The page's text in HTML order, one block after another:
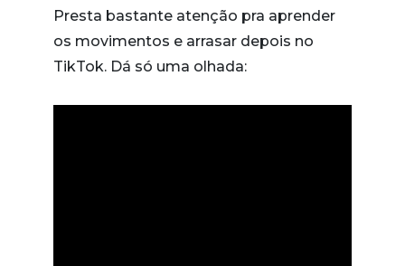
Presta bastante atenção pra aprender
os movimentos e arrasar depois no
TikTok. Dá só uma olhada: